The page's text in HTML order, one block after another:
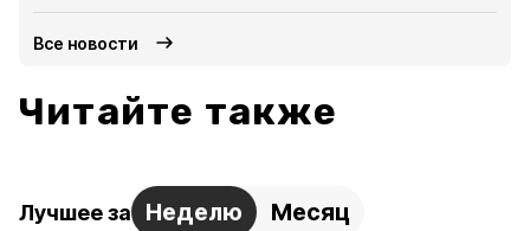
Все новости
Читайте также
Лучшее за Неделю Месяц